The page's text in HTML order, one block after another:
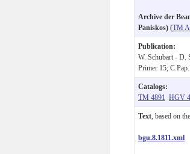
Archive der
Paniskos) (TM
Publication:
W. Schubart - D.
Primer 15;
Catalogs:
TM 4891 HGV
Text , based on the
bgu.8.1811.xml